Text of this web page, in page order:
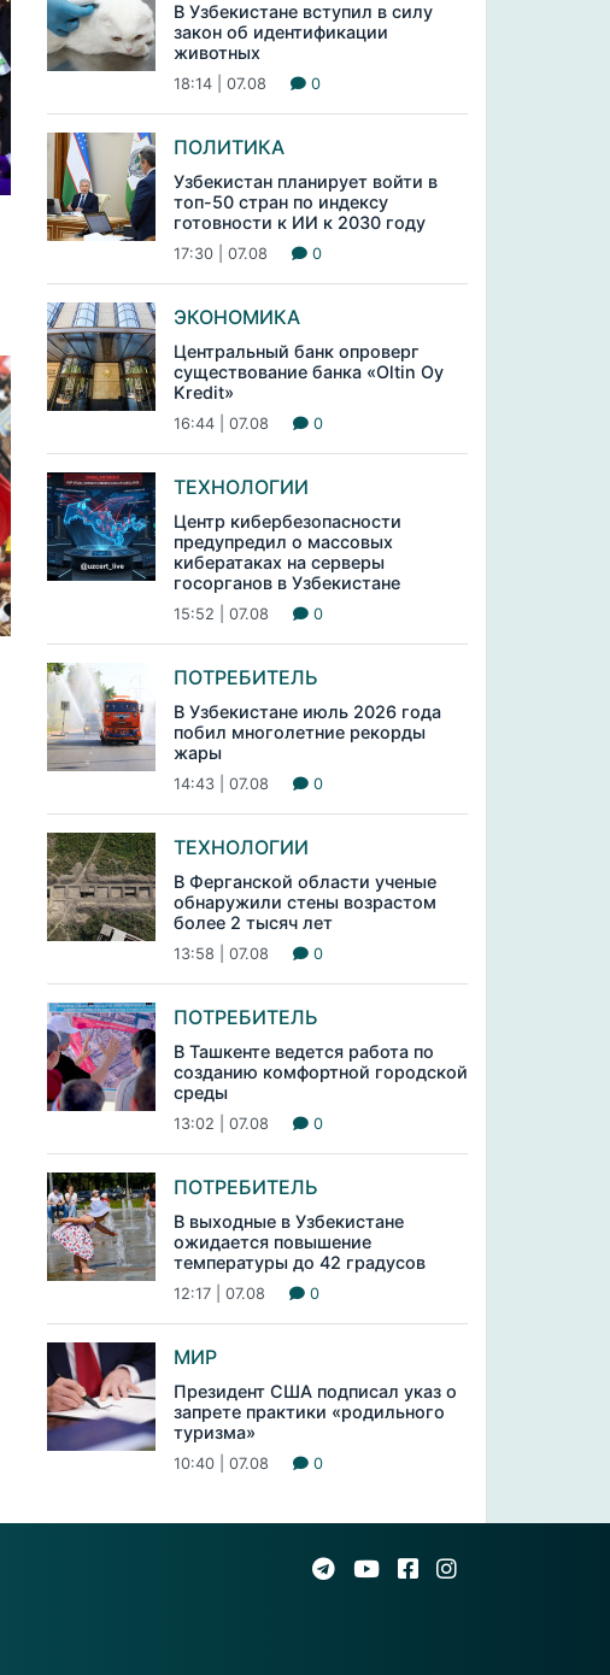
В Узбекистане вступил в силу
закон об идентификации
животных
18:14 | 07.08 0
ПОЛИТИКА
Узбекистан планирует войти в
топ-50 стран по индексу
готовности к ИИ к 2030 году
17:30 | 07.08 0
ЭКОНОМИКА
Центральный банк опроверг
существование банка «Oltin Oy
Kredit»
16:44 | 07.08 0
ТЕХНОЛОГИИ
Центр кибербезопасности
предупредил о массовых
кибератаках на серверы
госорганов в Узбекистане
15:52 | 07.08 0
ПОТРЕБИТЕЛЬ
В Узбекистане июль 2026 года
побил многолетние рекорды
жары
14:43 | 07.08 0
ТЕХНОЛОГИИ
В Ферганской области ученые
обнаружили стены возрастом
более 2 тысяч лет
13:58 | 07.08 0
ПОТРЕБИТЕЛЬ
В Ташкенте ведется работа по
созданию комфортной городской
среды
13:02 | 07.08 0
ПОТРЕБИТЕЛЬ
В выходные в Узбекистане
ожидается повышение
температуры до 42 градусов
12:17 | 07.08 0
МИР
Президент США подписал указ о
запрете практики «родильного
туризма»
10:40 | 07.08 0